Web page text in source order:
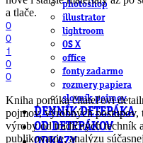
photoshop
illustrator
lightroom
OS X
office
fonty zadarmo
rozmery papiera
slovník pojmov
DENNÍK DETEPÁKA
OD DETEPÁKOV
a tlače.
0
0
1
0
0
Kniha ponúka čitateľovi
pojmov, výrobných
výroby od tradičných techník
publikovanie, analýzu